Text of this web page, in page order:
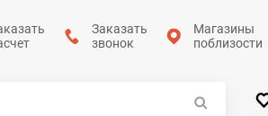
Заказать
звонок
Магазины
поблизости